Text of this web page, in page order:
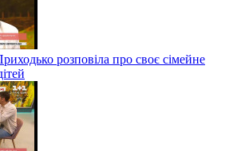
розповіла про своє сімейне